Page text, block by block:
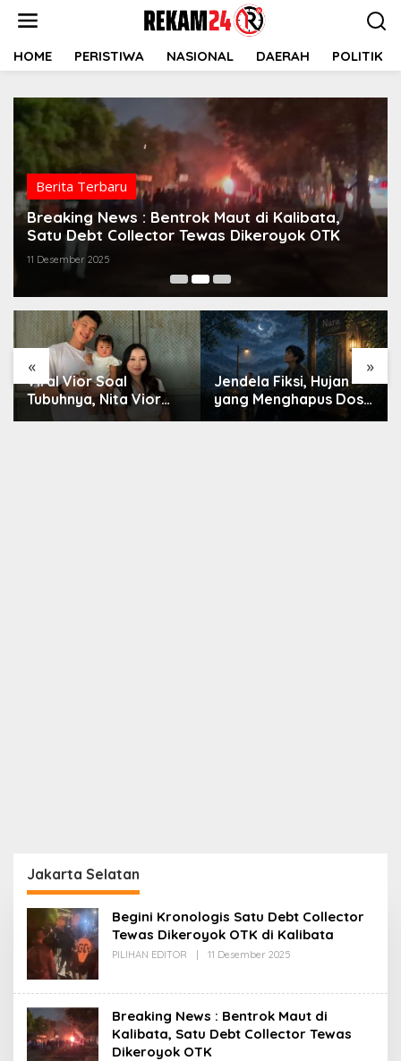
HOME PERISTIWA NASIONAL DAERAH POLITIK
Berita Terbaru
Breaking News : Bentrok Maut di Kalibata,
Satu Debt Collector Tewas Dikeroyok OTK
11 Desember 2025
« »
Viral Vior Soal
Tubuhnya, Nita Vior
Akui Nikmati Peranya
Jendela Fiksi, Hujan
yang Menghapus Dosa
Jakarta Selatan
Begini Kronologis Satu Debt Collector
Tewas Dikeroyok OTK di Kalibata
PILIHAN EDITOR 11 Desember 2025
Breaking News : Bentrok Maut di
Kalibata, Satu Debt Collector Tewas
Dikeroyok OTK